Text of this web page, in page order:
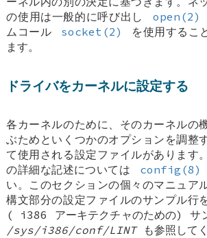
の使用は一般的に呼び出し
open(2)
ムコール
socket(2)
を使用するこ
ます。
ドライバをカーネルに設定する
各カーネルのために、そのカーネルの
ぶためといくつかのオプションを調整
て使用される設定ファイルがあります
の詳細な記述については
config(8)
い。このセクションの個々のマニュア
構文部分の設定ファイルのサンプル行
( i386
アーキテクチャのための) サ
/sys/i386/conf/LINTも参照してく